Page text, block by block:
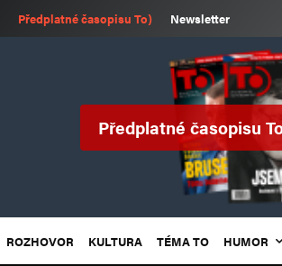
Předplatné časopisu To) Newsletter
Předplatné časopisu
ROZHOVOR KULTURA TÉMA TO HUMOR